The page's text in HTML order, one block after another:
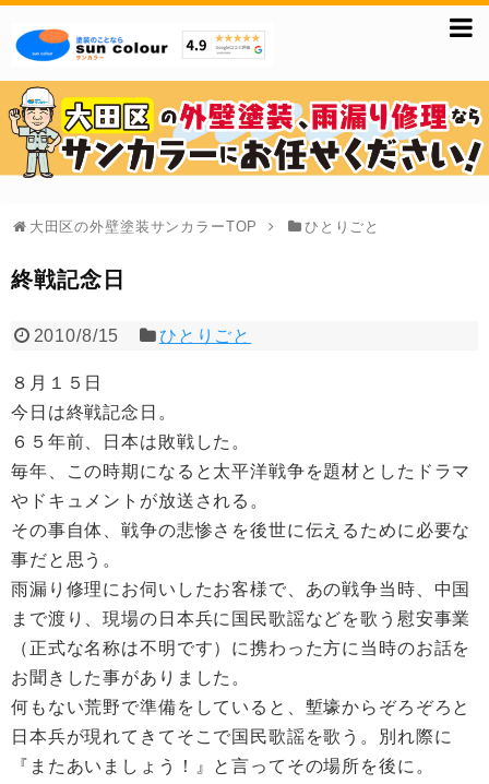
大田区の外壁塗装サンカラーTOP ひとりごと
終戦記念日
2010/8/15 ひとりごと
８月１５日
今日は終戦記念日。
６５年前、日本は敗戦した。
毎年、この時期になると太平洋戦争を題材としたドラマ
やドキュメントが放送される。
その事自体、戦争の悲惨さを後世に伝えるために必要な
事だと思う。
雨漏り修理にお伺いしたお客様で、あの戦争当時、中国
まで渡り、現場の日本兵に国民歌謡などを歌う慰安事業
（正式な名称は不明です）に携わった方に当時のお話を
お聞きした事がありました。
何もない荒野で準備をしていると、塹壕からぞろぞろと
日本兵が現れてきてそこで国民歌謡を歌う。別れ際に
『またあいましょう！』と言ってその場所を後に。